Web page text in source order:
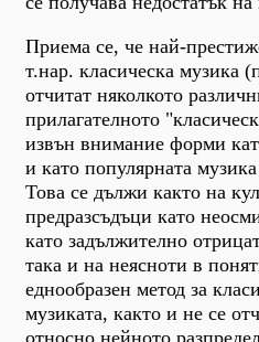
Приема се, че най-
т.нар. класическа музика
отчитат няколкото
прилагателното
извън внимание форми
и като популярната
Това се дължи както на
предразсъдъци като
като задължително
така и на неясноти в
еднообразен метод за
музиката, както и не се
относно нейното